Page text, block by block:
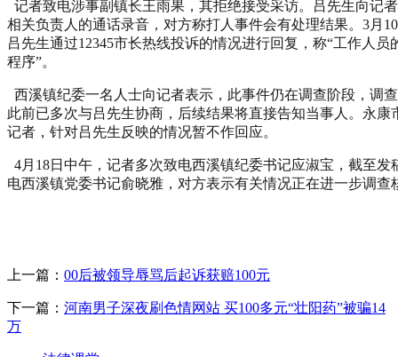
记者致电涉事副镇长王雨果，其拒绝接受采访。吕先生向记
相关负责人的通话录音，对方称打人事件会有处理结果。3月
吕先生通过12345市长热线投诉的情况进行回复，称“工作人员
程序”。
西溪镇纪委一名人士向记者表示，此事件仍在调查阶段，调
此前已多次与吕先生协商，后续结果将直接告知当事人。永康
记者，针对吕先生反映的情况暂不作回应。
4月18日中午，记者多次致电西溪镇纪委书记应淑宝，截至发
电西溪镇党委书记俞晓雅，对方表示有关情况正在进一步调查
上一篇： 00后被领导辱骂后起诉获赔100元
下一篇： 河南男子深夜刷色情网站 买100多元“壮阳药”被骗14
万